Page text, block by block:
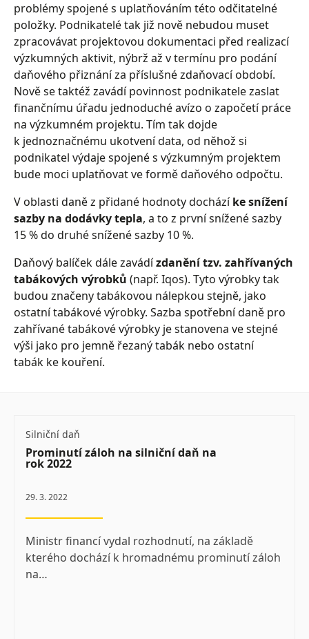
problémy spojené s uplatňováním této odčitatelné
položky. Podnikatelé tak již nově nebudou muset
zpracovávat projektovou dokumentaci před realizací
výzkumných aktivit, nýbrž až v termínu pro podání
daňového přiznání za příslušné zdaňovací období.
Nově se taktéž zavádí povinnost podnikatele zaslat
finančnímu úřadu jednoduché avízo o započetí práce
na výzkumném projektu. Tím tak dojde
k jednoznačnému ukotvení data, od něhož si
podnikatel výdaje spojené s výzkumným projektem
bude moci uplatňovat ve formě daňového odpočtu.
V oblasti daně z přidané hodnoty docházíke snížení
sazby na dodávky tepla, a to z první snížené sazby
15 % do druhé snížené sazby 10 %.
Daňový balíček dále zavádízdanění tzv. zahřívaných
tabákových výrobků (např. Iqos). Tyto výrobky tak
budou značeny tabákovou nálepkou stejně, jako
ostatní tabákové výrobky. Sazba spotřební daně pro
zahřívané tabákové výrobky je stanovena ve stejné
výši jako pro jemně řezaný tabák nebo ostatní
tabák ke kouření.
Silniční daň
Prominutí záloh na silniční daň na
rok 2022
29. 3. 2022
Ministr financí vydal rozhodnutí, na základě
kterého dochází k hromadnému prominutí záloh
na…